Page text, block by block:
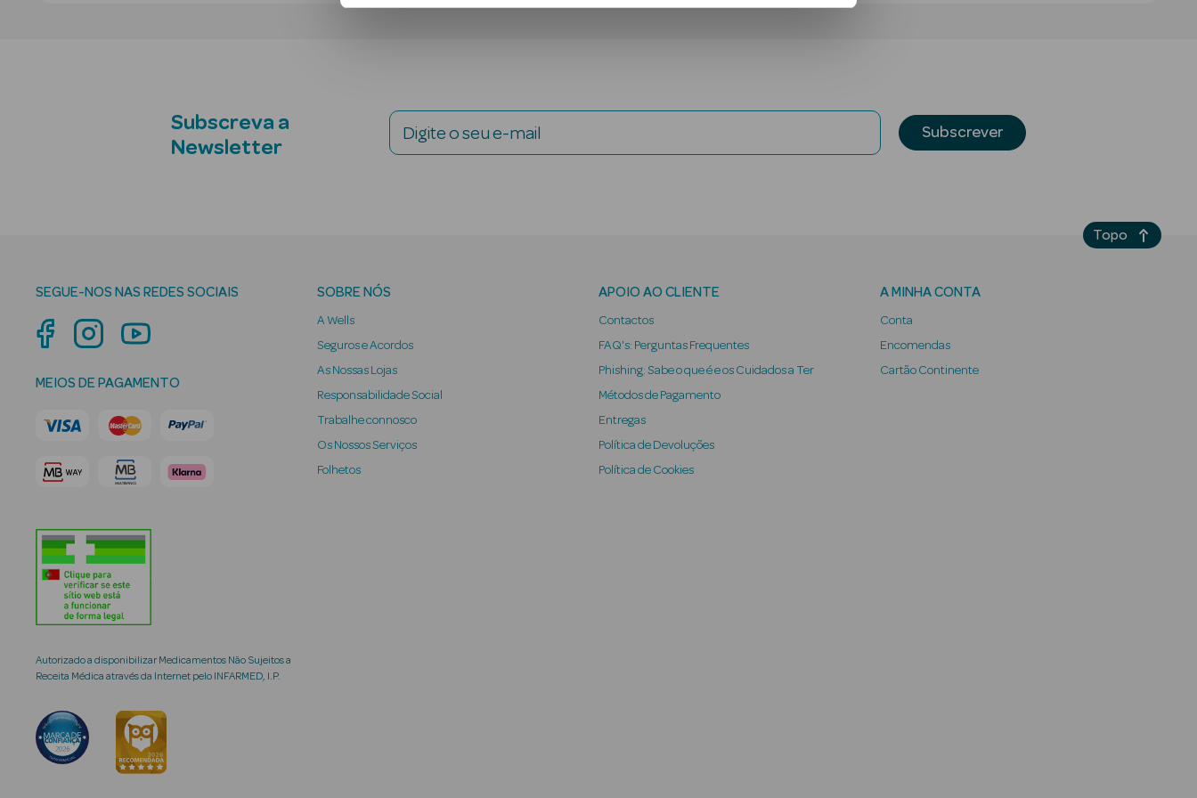
Subscreva a
Newsletter
Digite o seu e-mail Subscrever
SEGUE-NOS NAS REDES SOCIAIS
MEIOS DE PAGAMENTO
Autorizado a disponibilizar Medicamentos Não Sujeitos a
Receita Médica através da Internet pelo INFARMED, I.P.
SOBRE NÓS
A Wells
Seguros e Acordos
As Nossas Lojas
Responsabilidade Social
Trabalhe connosco
Os Nossos Serviços
Folhetos
APOIO AO CLIENTE
Contactos
FAQ's: Perguntas Frequentes
Phishing: Sabe o que é e os Cuidados a Ter
Métodos de Pagamento
Entregas
Política de Devoluções
Política de Cookies
A MINHA CONTA
Conta
Encomendas
Cartão Continente
Topo